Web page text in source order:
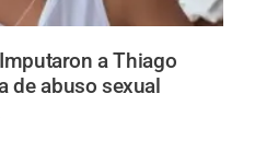
Imputaron a Thiago
de abuso sexual